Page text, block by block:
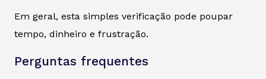
Em geral, esta simples verificação pode poupar
tempo, dinheiro e frustração.
Perguntas frequentes